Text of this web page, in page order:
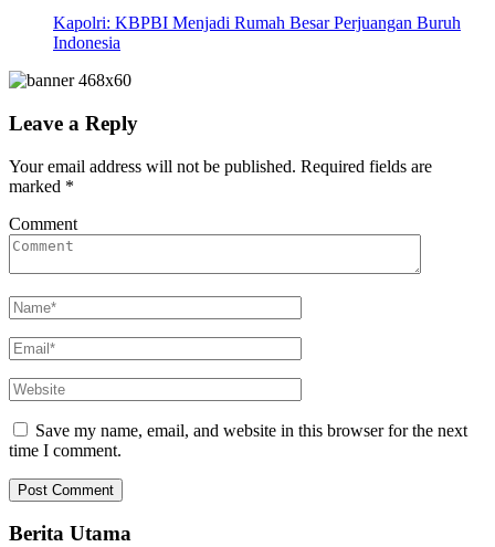
Kapolri: KBPBI Menjadi Rumah Besar Perjuangan Buruh
Indonesia
Leave a Reply
Your email address will not be published. Required fields are
marked *
Comment
Save my name, email, and website in this browser for the next
time I comment.
Berita Utama